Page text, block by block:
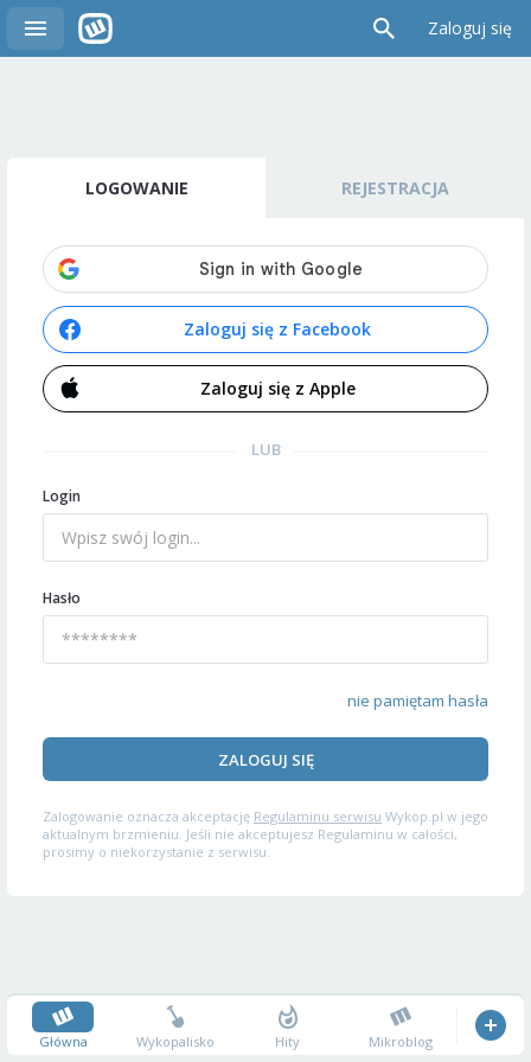
Zaloguj się
LOGOWANIE REJESTRACJA
Zaloguj się z Facebook
Zaloguj się z Apple
LUB
Login
Hasło
nie pamiętam hasła
ZALOGUJ SIĘ
Zalogowanie oznacza akceptację Regulaminu serwisu Wykop.pl w jego
aktualnym brzmieniu. Jeśli nie akceptujesz Regulaminu w całości,
prosimy o niekorzystanie z serwisu.
Główna Wykopalisko Hity Mikroblog